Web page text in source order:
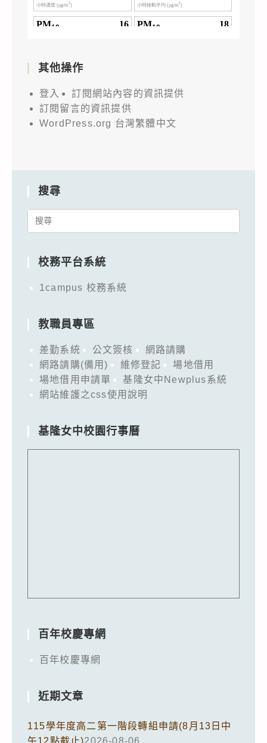
其他操作
登入
訂閱網站內容的資訊提供
訂閱留言的資訊提供
WordPress.org 台灣繁體中文
搜尋
Search
校務平台系統
1campus 校務系統
教職員專區
差勤系統 公文簽核
網路請購
網路請購(備用)
維修登記
場地借用
場地借用申請單
基隆女中Newplus系統
網站維護之css使用說明
基隆女中校園行事曆
百年校慶專網
百年校慶專網
近期文章
115學年度高二第一階段轉組申請(8月13日中
午12點截止)2026-08-06